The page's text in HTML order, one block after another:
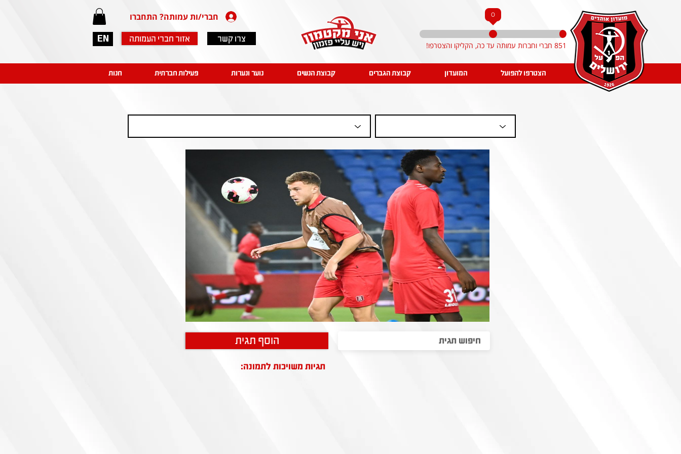
EN
חברי/ות עמותה? התחברו
אזור חברי העמותה צרו קשר
0
851 חברי וחברות עמותה עד כה, הקליקו והצטרפו!
הצטרפו להפועל המועדון קבוצת הגברים קבוצת הנשים נוער ונערות פעילות חברתית חנות
הוסף תגית
תגיות משויכות לתמונה: